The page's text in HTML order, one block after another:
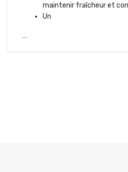
maintenir fraîcheur et
Un
…